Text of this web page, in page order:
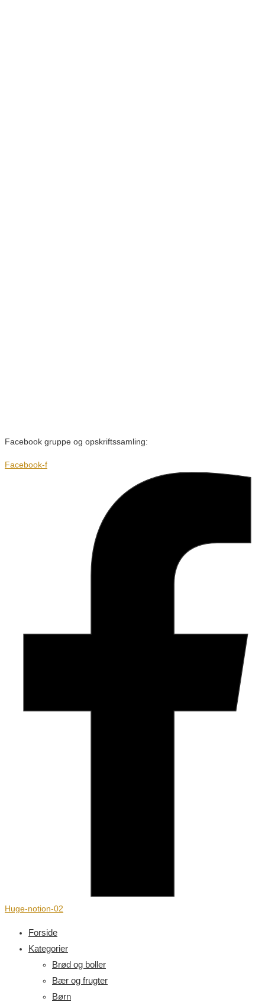
Facebook gruppe og opskriftssamling:
Facebook-f
Huge-notion-02
Forside
Kategorier
Brød og boller
Bær og frugter
Børn